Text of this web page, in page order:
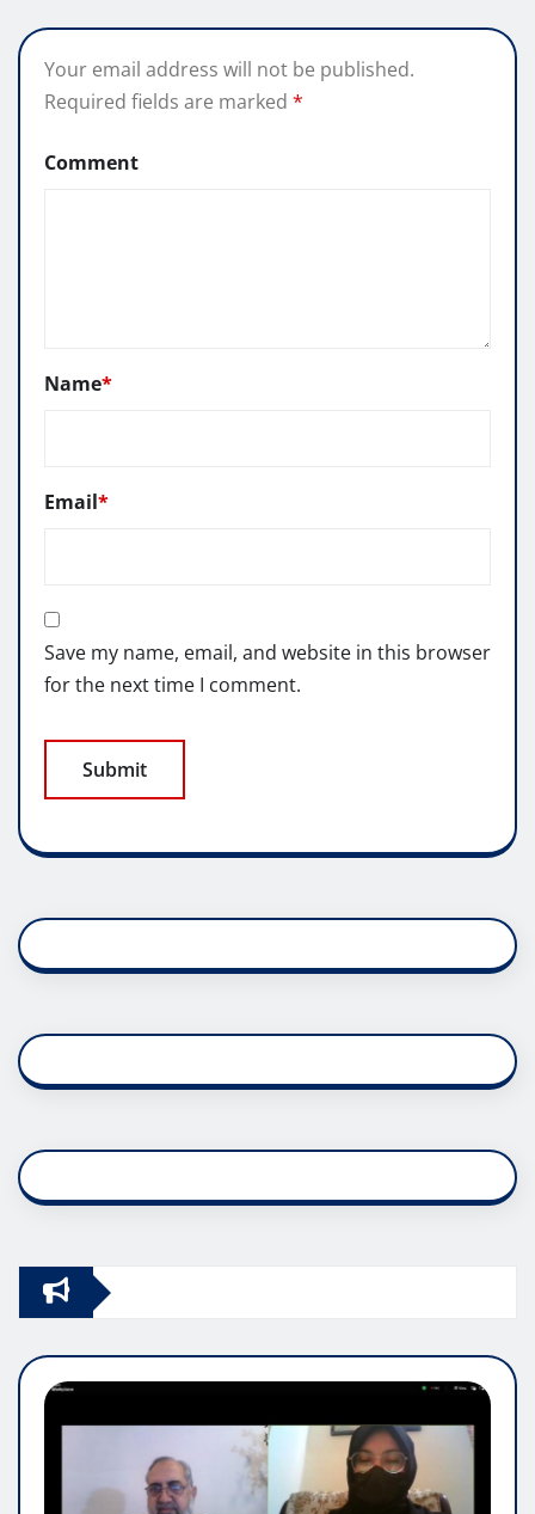
Your email address will not be published.
Required fields are marked *
Comment
Name*
Email*
Save my name, email, and website in this browser
for the next time I comment.